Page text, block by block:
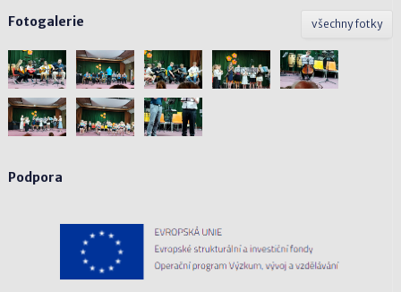
všechny fotky
Fotogalerie
Podpora